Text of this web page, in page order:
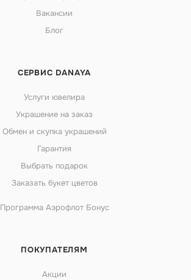
Вакансии
Блог
СЕРВИС DANAYA
Услуги ювелира
Украшение на заказ
Обмен и скупка украшений
Гарантия
Выбрать подарок
Заказать букет цветов
Программа Аэрофлот Бонус
ПОКУПАТЕЛЯМ
Акции